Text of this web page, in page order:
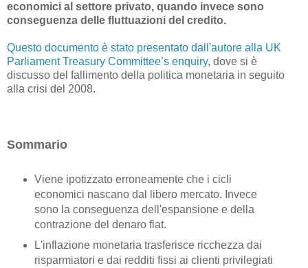
economici al settore privato, quando invece sono
conseguenza delle fluttuazioni del credito.
Questo documento è stato presentato dall'autore alla UK
Parliament Treasury Committee’s enquiry, dove si è
discusso del fallimento della politica monetaria in seguito
alla crisi del 2008.
Sommario
Viene ipotizzato erroneamente che i cicli
economici nascano dal libero mercato. Invece
sono la conseguenza dell'espansione e della
contrazione del denaro fiat.
L'inflazione monetaria trasferisce ricchezza dai
risparmiatori e dai redditi fissi ai clienti privilegiati